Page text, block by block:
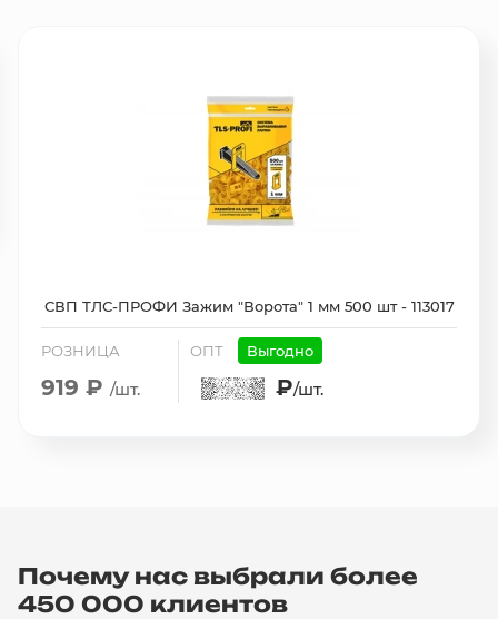
СВП ТЛС-ПРОФИ Зажим "Ворота" 1 мм 500 шт - 113017
РОЗНИЦА
919 ₽ /шт.
ОПТ Выгодно
₽/шт.
Почему нас выбрали более
450 000 клиентов